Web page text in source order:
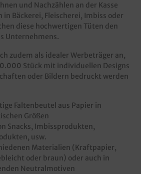
und Nachzählen an der Kasse
Bäckerei, Fleischerei, Imbiss oder
diese hochwertigen Tüten den
Unternehmens.
zudem als idealer Werbeträger an,
Stück mit individuellen Designs
oder Bildern bedruckt werden
Faltenbeutel aus Papier in
Größen
Snacks, Imbissprodukten,
usw.
Materialien (Kraftpapier,
oder braun) oder auch in
Neutralmotiven